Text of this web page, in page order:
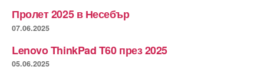
Пролет 2025 в Несебър
07.06.2025
Lenovo ThinkPad T60 през 2025
05.06.2025